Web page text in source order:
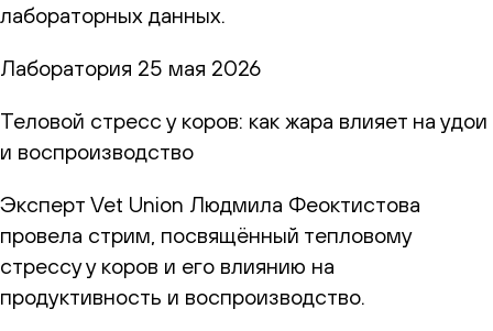
лабораторных данных.
Лаборатория 25 мая 2026
Теловой стресс у коров: как жара влияет на удои
и воспроизводство
Эксперт Vet Union Людмила Феоктистова
провела стрим, посвящённый тепловому
стрессу у коров и его влиянию на
продуктивность и воспроизводство.